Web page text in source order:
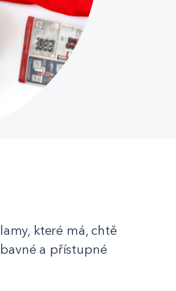
které má, chtě
a přístupné